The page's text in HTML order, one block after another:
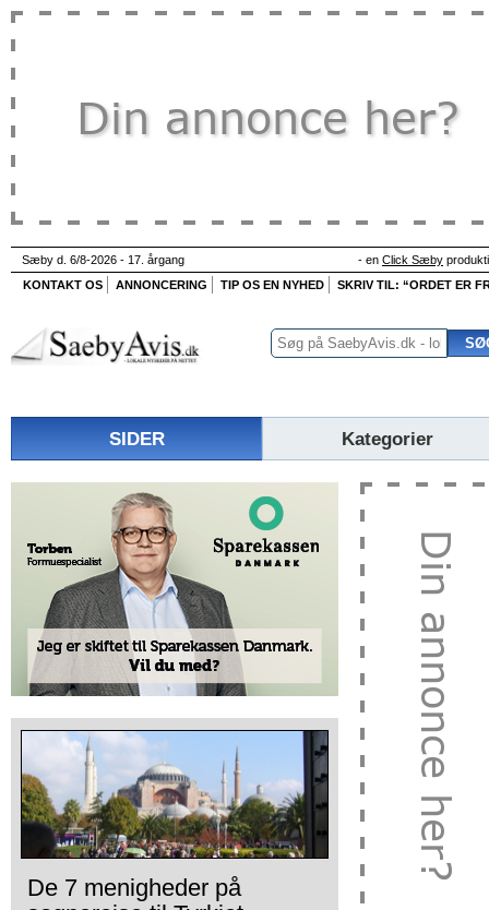
Sæby d. 6/8-2026 - 17. årgang - en Click Sæby
KONTAKT OS
ANNONCERING TIP OS EN NYHED SKRIV TIL: “ORDET ER
SIDER Kategorier
De 7 menigheder på